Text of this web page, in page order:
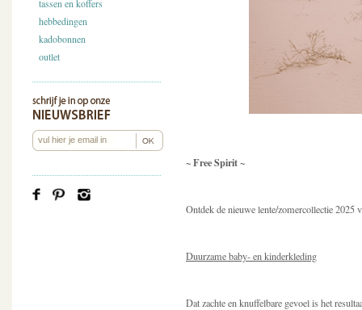
tassen en koffers
hebbedingen
kadobonnen
outlet
~ Free Spirit ~
Ontdek de nieuwe lente/zomercollectie 2025
Duurzame baby- en kinderkleding
Dat zachte en knuffelbare gevoel is het